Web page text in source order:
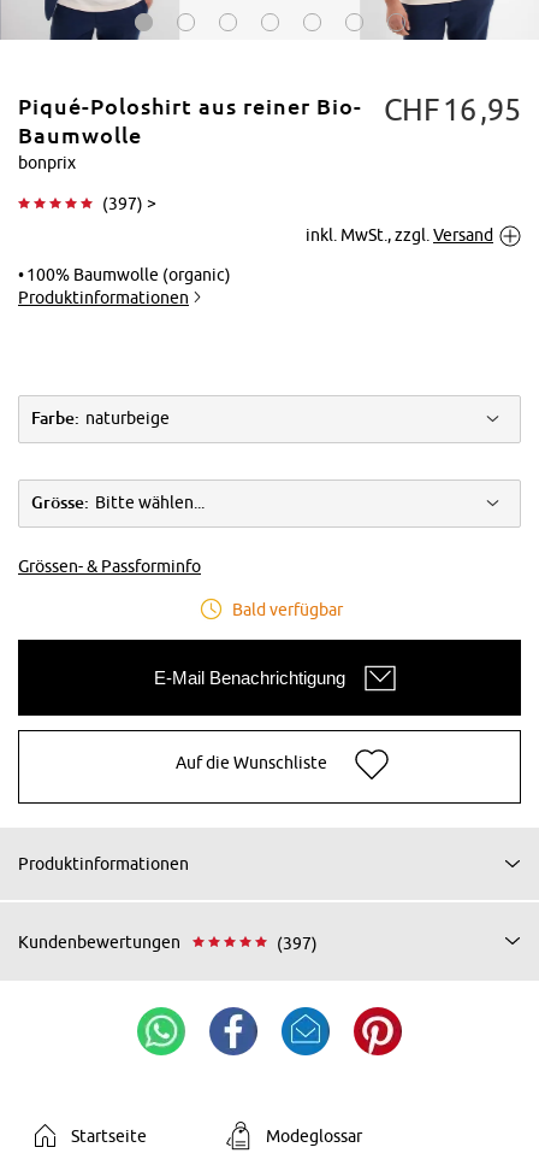
Vergrößern
Piqué-Poloshirt aus reiner Bio-
Baumwolle
bonprix
(397) >
CHF16 95
inkl. MwSt., zzgl. Versand
100% Baumwolle (organic)
Produktinformationen
Farbe: naturbeige
Grösse: Bitte wählen...
Grössen- & Passforminfo
Bald verfügbar
E-Mail Benachrichtigung
Auf die Wunschliste
Produktinformationen
Kundenbewertungen (397)
Startseite Modeglossar